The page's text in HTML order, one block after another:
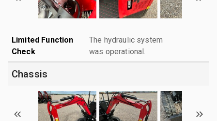
Limited Function
Check
The hydraulic system
was operational.
Chassis